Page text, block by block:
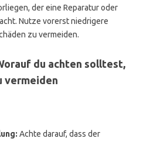
der eine Reparatur oder
Nutze vorerst niedrigere
zu vermeiden.
du achten solltest,
vermeiden
Achte darauf, dass der